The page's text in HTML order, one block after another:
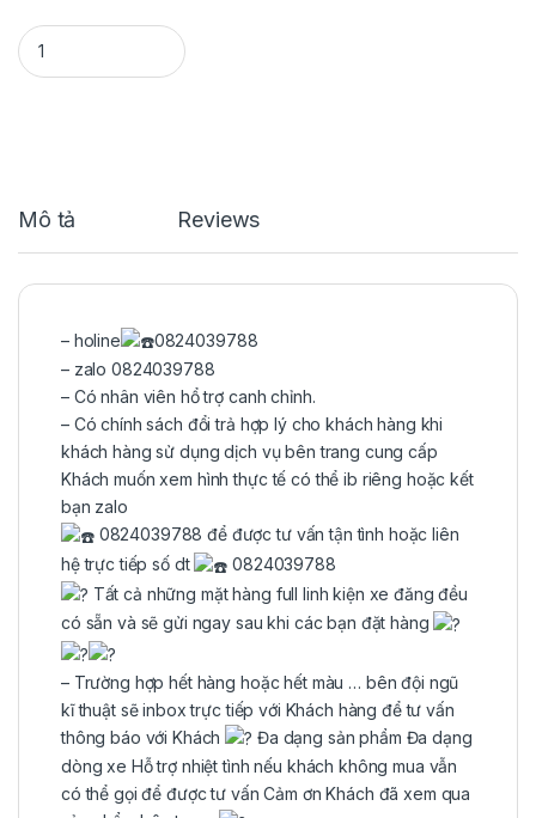
LỌC GIÓ R15 V3 TARACING quantity
Mô tả Reviews
– holine
0824039788
– zalo 0824039788
– Có nhân viên hổ trợ canh chỉnh.
– Có chính sách đổi trả hợp lý cho khách hàng khi
khách hàng sử dụng dịch vụ bên trang cung cấp
Khách muốn xem hình thực tế có thể ib riêng hoặc kết
bạn zalo
0824039788 để được tư vấn tận tình hoặc liên
hệ trực tiếp số dt
0824039788
Tất cả những mặt hàng full linh kiện xe đăng đều
có sẵn và sẽ gửi ngay sau khi các bạn đặt hàng
– Trường hợp hết hàng hoặc hết màu … bên đội ngũ
kĩ thuật sẽ inbox trực tiếp với Khách hàng để tư vấn
thông báo với Khách
Đa dạng sản phẩm Đa dạng
dòng xe Hỗ trợ nhiệt tình nếu khách không mua vẫn
có thể gọi để được tư vấn Cảm ơn Khách đã xem qua